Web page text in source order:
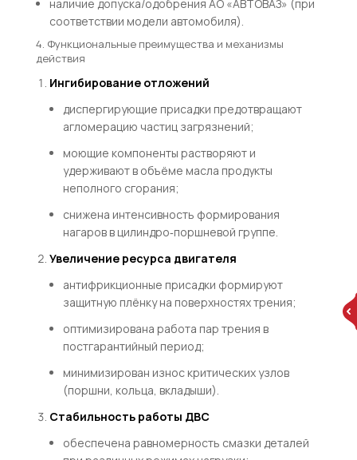
наличие допуска/одобрения АО «АВТОВАЗ» (при
соответствии модели автомобиля).
4. Функциональные преимущества и механизмы
действия
Ингибирование отложений
диспергирующие присадки предотвращают
агломерацию частиц загрязнений;
моющие компоненты растворяют и
удерживают в объёме масла продукты
неполного сгорания;
снижена интенсивность формирования
нагаров в цилиндро‑поршневой группе.
Увеличение ресурса двигателя
антифрикционные присадки формируют
защитную плёнку на поверхностях трения;
оптимизирована работа пар трения в
постгарантийный период;
минимизирован износ критических узлов
(поршни, кольца, вкладыши).
Стабильность работы ДВС
обеспечена равномерность смазки деталей